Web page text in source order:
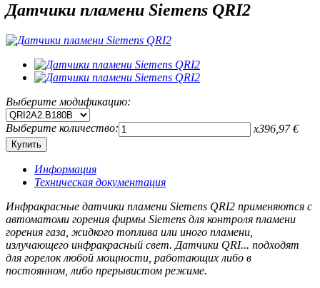
Датчики пламени Siemens QRI2
Выберите модификацию:
Выберите количество: x396,97 €
Информация
Техническая документация
Инфракрасные датчики пламени Siemens QRI2 применяются с
автоматоми горения фирмы Siemens для контроля пламени
горения газа, жидкого топлива или иного пламени,
излучающего инфракрасный свет. Датчики QRI... подходят
для горелок любой мощности, работающих либо в
постоянном, либо прерывистом режиме.